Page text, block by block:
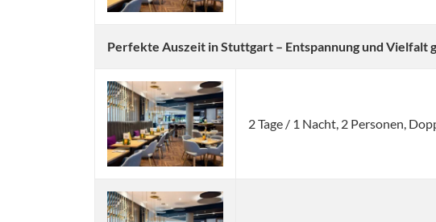
Perfekte Auszeit in Stuttgart – Entspannung und Vielfalt
2 Tage / 1 Nacht, 2 Personen,